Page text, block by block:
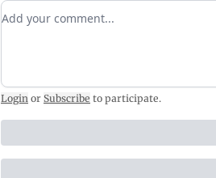
Add your comment
Login or Subscribe to participate.